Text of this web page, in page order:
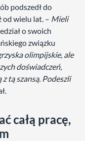
podszedł do
od wielu lat. – Mieli
o swoich
związku
olimpijskie, ale
doświadczeń,
tą szansą. Podeszli
całą pracę,